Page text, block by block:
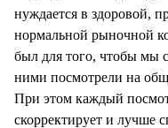
нуждается в здоровой,
нормальной рыночной
был для того, чтобы мы
ними посмотрели на
При этом каждый
скорректирует и лучше